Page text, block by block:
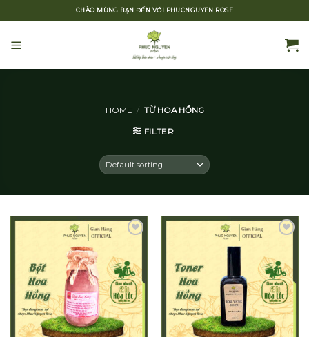
CHÀO MỪNG BẠN ĐẾN VỚI PHUCNGUYEN ROSE
HOME / TỪ HOA HỒNG
FILTER